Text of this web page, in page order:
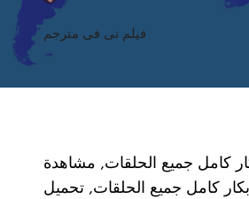
فيلم تى فى مترجم
كامل جميع الحلقات, مشاهدة
كامل جميع الحلقات, تحميل